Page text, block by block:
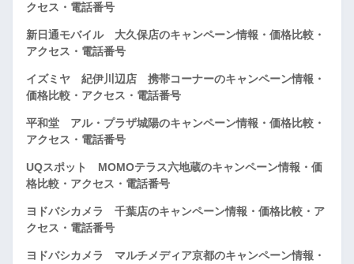
クセス・電話番号
新日通モバイル 大久保店のキャンペーン情報・価格比較・
アクセス・電話番号
イズミヤ 紀伊川辺店 携帯コーナーのキャンペーン情報・
価格比較・アクセス・電話番号
平和堂 アル・プラザ城陽のキャンペーン情報・価格比較・
アクセス・電話番号
UQスポット MOMOテラス六地蔵のキャンペーン情報・価
格比較・アクセス・電話番号
ヨドバシカメラ 千葉店のキャンペーン情報・価格比較・ア
クセス・電話番号
ヨドバシカメラ マルチメディア京都のキャンペーン情報・